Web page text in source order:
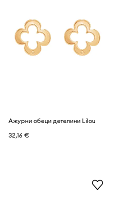
Ажурни обеци детелини Lilou
32,16 €